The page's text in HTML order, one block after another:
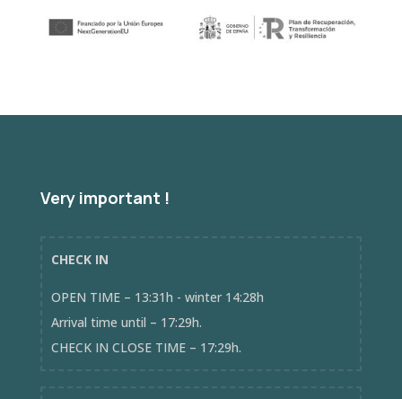
Very important !
CHECK IN
OPEN TIME – 13:31h - winter 14:28h
Arrival time until – 17:29h.
CHECK IN CLOSE TIME – 17:29h.